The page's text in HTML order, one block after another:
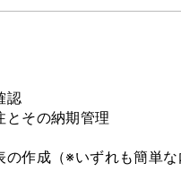
認
その納期管理
作成（※いずれも簡単